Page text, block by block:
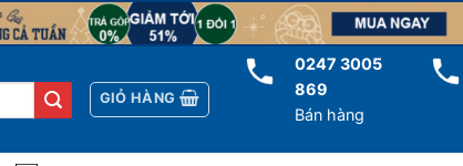
GIỎ HÀNG
0247 3005
869
Bán hàng